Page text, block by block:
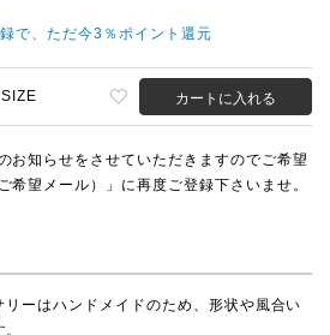
で、ただ今3％ポイント還元
カートに入れる
お知らせをさせていただきますのでご希望
希望メール）」に再度ご登録下さいませ。
ーはハンドメイドのため、形状や風合い